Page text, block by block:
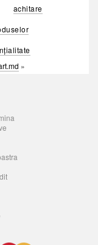
achitare
»